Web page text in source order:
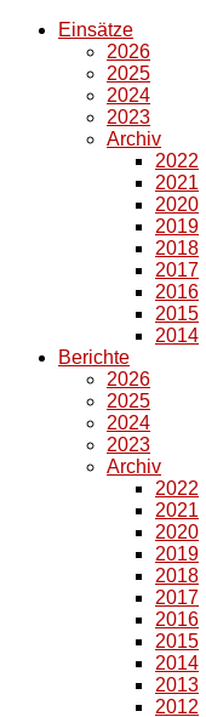
Einsätze
2026
2025
2024
2023
Archiv
2022
2021
2020
2019
2018
2017
2016
2015
2014
Berichte
2026
2025
2024
2023
Archiv
2022
2021
2020
2019
2018
2017
2016
2015
2014
2013
2012